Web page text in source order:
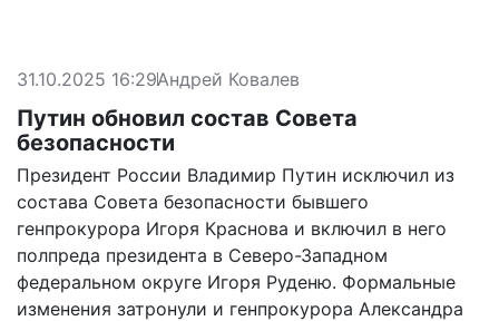
31.10.2025 16:29Андрей Ковалев
Путин обновил состав Совета
безопасности
Президент России Владимир Путин исключил из
состава Совета безопасности бывшего
генпрокурора Игоря Краснова и включил в него
полпреда президента в Северо-Западном
федеральном округе Игоря Руденю. Формальные
изменения затронули и генпрокурора Александра